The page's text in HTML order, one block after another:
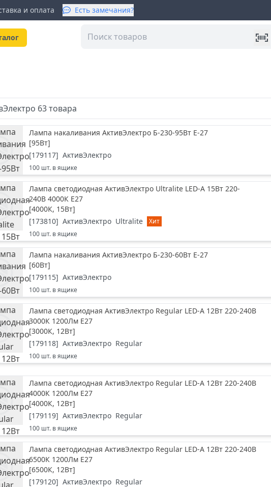
и оплата Есть замечания?
63товара
Лампа накаливания АктивЭлектро Б-230-95Вт Е-27
[95Вт]
[179117] АктивЭлектро
100 шт. в ящике
Лампа светодиодная АктивЭлектро Ultralite LED-A 15Вт 220-
240В 4000К Е27
[4000К, 15Вт]
[173810] АктивЭлектро Ultralite
Хит
100 шт. в ящике
Лампа накаливания АктивЭлектро Б-230-60Вт Е-27
[60Вт]
[179115] АктивЭлектро
100 шт. в ящике
Лампа светодиодная АктивЭлектро Regular LED-A 12Вт 220-240В
3000К 1200Лм Е27
[3000К, 12Вт]
[179118] АктивЭлектро Regular
100 шт. в ящике
Лампа светодиодная АктивЭлектро Regular LED-A 12Вт 220-240В
4000К 1200Лм Е27
[4000К, 12Вт]
[179119] АктивЭлектро Regular
100 шт. в ящике
Лампа светодиодная АктивЭлектро Regular LED-A 12Вт 220-240В
6500К 1200Лм Е27
[6500К, 12Вт]
[179120] АктивЭлектро Regular